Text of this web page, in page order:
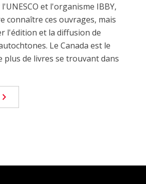
et l'organisme IBBY,
connaître ces ouvrages, mais
l'édition et la diffusion de
Le Canada est le
plus de livres se trouvant dans